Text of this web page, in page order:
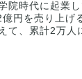
院時代に起業し
円を売り上げ
て、累計2万人